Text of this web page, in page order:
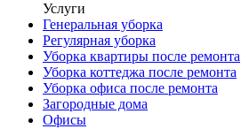
Услуги
Генеральная уборка
Регулярная уборка
Уборка квартиры после ремонта
Уборка коттеджа после ремонта
Уборка офиса после ремонта
Загородные дома
Офисы